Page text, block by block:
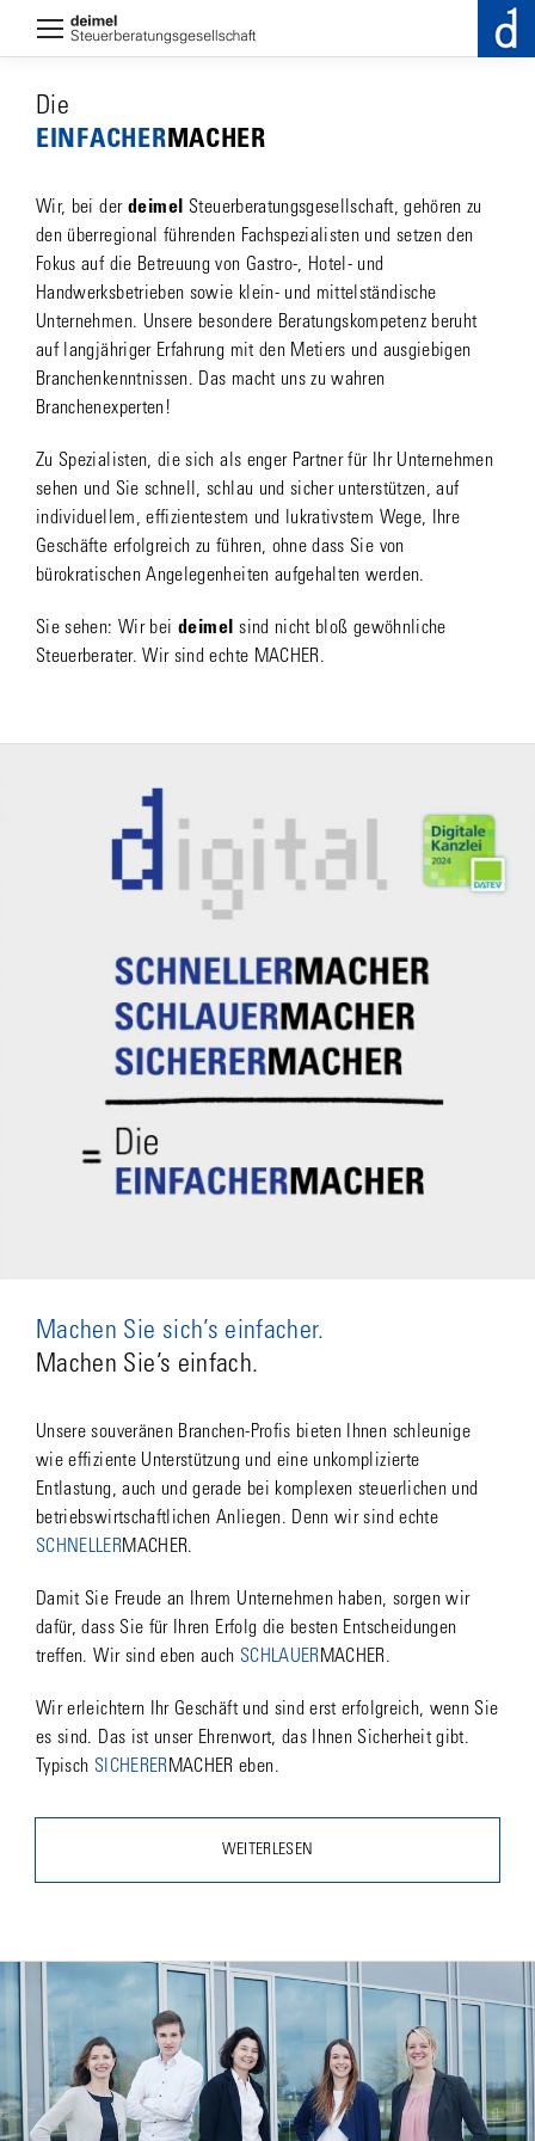
Die
EINFACHER­MACHER
Wir, bei der deimel
Steuerberatungsgesellschaft, gehören zu
den überregional führenden Fachspezialisten und setzen den
Fokus auf die Betreuung von Gastro-, Hotel- und
Handwerksbetrieben sowie klein- und mittelständische
Unternehmen. Unsere besondere Beratungskompetenz beruht
auf langjähriger Erfahrung mit den Metiers und ausgiebigen
Branchenkenntnissen. Das macht uns zu wahren
Branchenexperten!
Zu Spezialisten, die sich als enger Partner für Ihr Unternehmen
sehen und Sie schnell, schlau und sicher unterstützen, auf
individuellem, effizientestem und lukrativstem Wege, Ihre
Geschäfte erfolgreich zu führen, ohne dass Sie von
bürokratischen Angelegenheiten aufgehalten werden.
Sie sehen: Wir bei deimel sind nicht bloß gewöhnliche
Steuerberater. Wir sind echte MACHER.
Machen Sie sich’s einfacher.
Machen Sie’s einfach.
Unsere souveränen Branchen-Profis bieten Ihnen schleunige
wie effiziente Unterstützung und eine unkomplizierte
Entlastung, auch und gerade bei komplexen steuerlichen und
betriebswirtschaftlichen Anliegen. Denn wir sind echte
SCHNELLERMACHER.
Damit Sie Freude an Ihrem Unternehmen haben, sorgen wir
dafür, dass Sie für Ihren Erfolg die besten Entscheidungen
treffen. Wir sind eben auch SCHLAUER MACHER.
Wir erleichtern Ihr Geschäft und sind erst erfolgreich, wenn Sie
es sind. Das ist unser Ehrenwort, das Ihnen Sicherheit gibt.
Typisch SICHERER MACHER eben.
WEITERLESEN